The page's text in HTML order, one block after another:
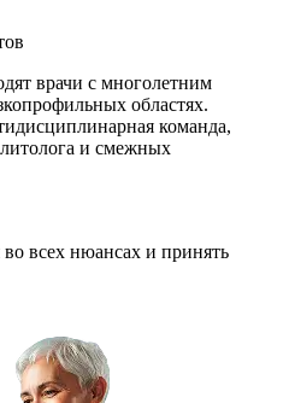
врачи с многолетним
областях.
команда,
и смежных
всех нюансах и принять